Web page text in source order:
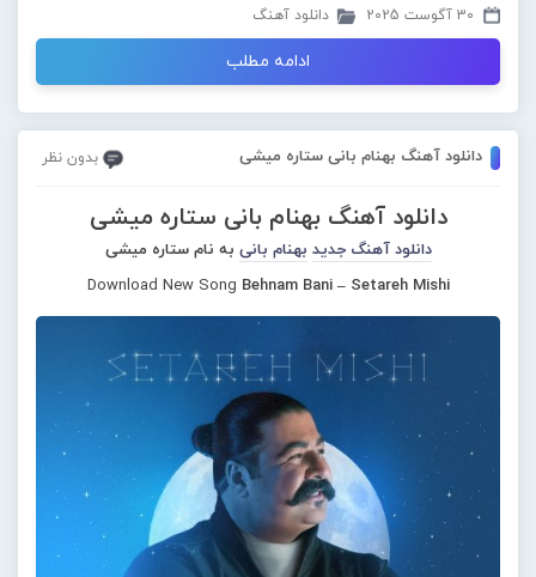
30 آگوست 2025 دانلود آهنگ
ادامه مطلب
دانلود آهنگ بهنام بانی ستاره میشی بدون نظر
دانلود آهنگ بهنام بانی ستاره میشی
دانلود آهنگ جدید بهنام بانی به نام ستاره میشی
Download New Song Behnam Bani – Setareh Mishi